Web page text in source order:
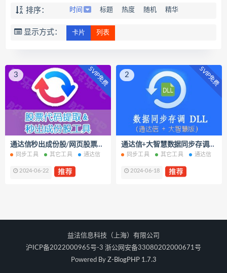
排序： 时间 标题 热度 随机 精华
显示方式： 卡片 列表
3 SVIP免费
通达信秒出成份股/网页股票提取工具
同步工具 其它工具 通达信
2024-06-22
2 SVIP免费
通达信+大智慧数据同步存调DLL
同步工具 其它工具 通达信
2024-06-18
益法信息科技（上海）有限公司
沪ICP备2022000965号-3 浙公网安备33080202000671号
Powered By Z-BlogPHP 1.7.3